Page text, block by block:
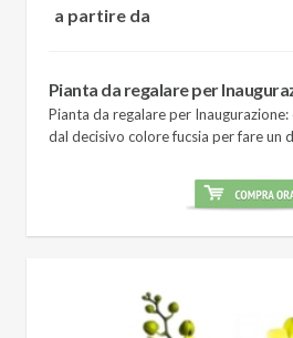
a partire da
Pianta da regalare per
Pianta da regalare per
dal decisivo colore fucsia per fare un